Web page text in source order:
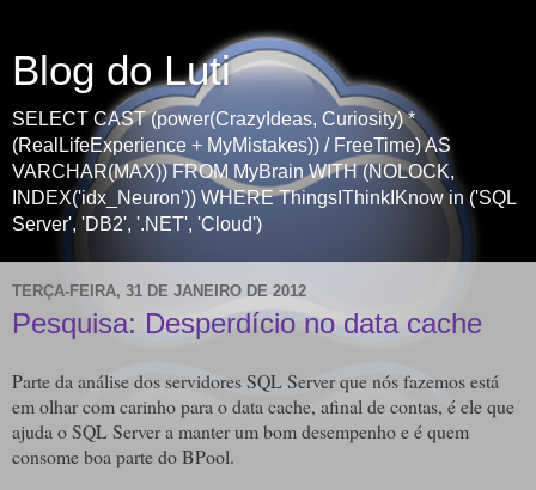
Blog do Luti
SELECT CAST (power(CrazyIdeas, Curiosity) *
(RealLifeExperience + MyMistakes)) / FreeTime) AS
VARCHAR(MAX)) FROM MyBrain WITH (NOLOCK,
INDEX('idx_Neuron')) WHERE ThingsIThinkIKnow in ('SQL
Server', 'DB2', '.NET', 'Cloud')
TERÇA-FEIRA, 31 DE JANEIRO DE 2012
Pesquisa: Desperdício no data cache
Parte da análise dos servidores SQL Server que nós fazemos está
em olhar com carinho para o data cache, afinal de contas, é ele que
ajuda o SQL Server a manter um bom desempenho e é quem
consome boa parte do BPool.